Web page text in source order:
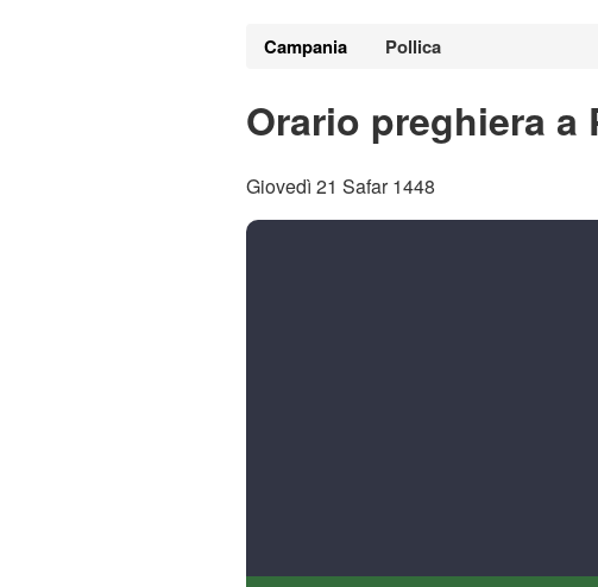
Campania Pollica
Orario preghiera a
Giovedì 21 Safar 1448